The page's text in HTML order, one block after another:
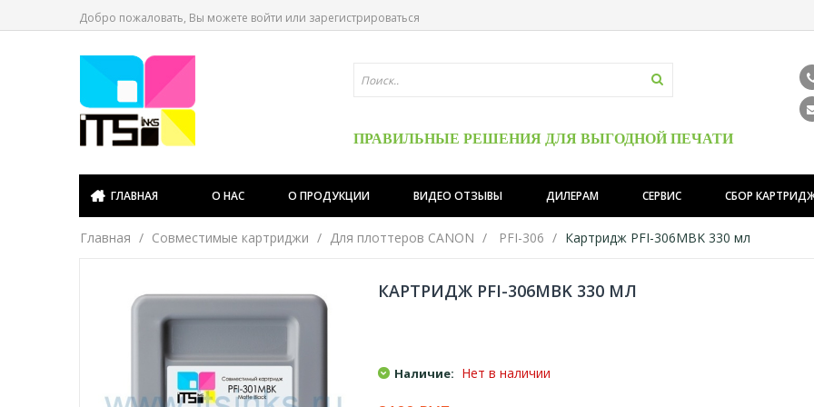
Добро пожаловать, Вы можете войти или зарегистрироваться
ПРАВИЛЬНЫЕ РЕШЕНИЯ ДЛЯ ВЫГОДНОЙ ПЕЧАТИ
ГЛАВНАЯ О НАС О ПРОДУКЦИИ ВИДЕО ОТЗЫВЫ ДИЛЕРАМ СЕРВИС СБОР
Главная Совместимые картриджи Для плоттеров CANON PFI-306 Картридж PFI-306MBK 330 мл
КАРТРИДЖ PFI-306MBK 330 МЛ
Наличие: Нет в наличии